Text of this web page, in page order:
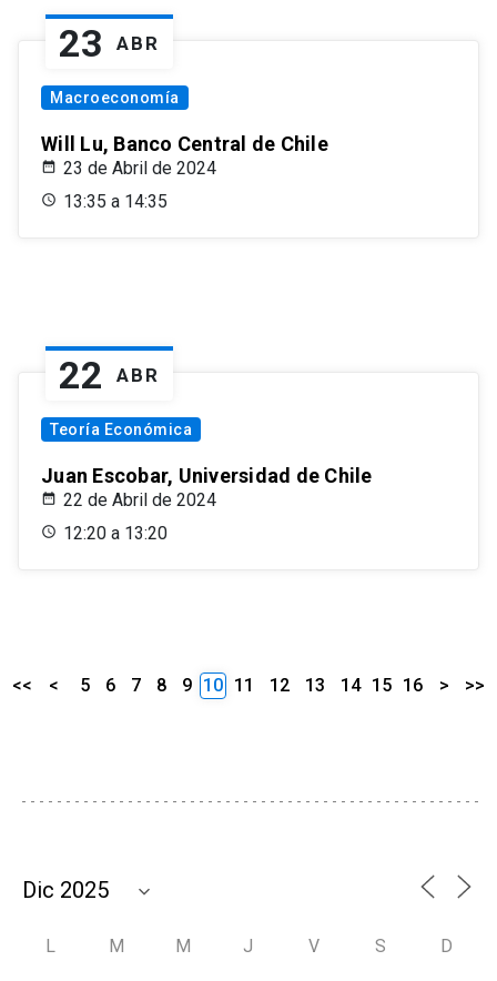
23 ABR
Macroeconomía
Will Lu, Banco Central de Chile
23 de Abril de 2024
13:35 a 14:35
22 ABR
Teoría Económica
Juan Escobar, Universidad de Chile
22 de Abril de 2024
12:20 a 13:20
<< < 5 6 7 8 9 10 11 12 13 14 15 16 > >>
L M M J V S D